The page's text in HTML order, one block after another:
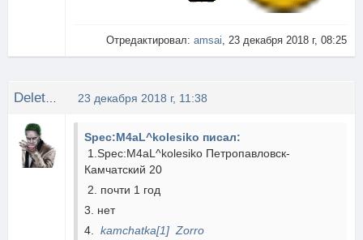
Отредактировал: amsai , 23 декабря 2018 г, 08:25
23 декабря 2018 г, 11:38
Spec:M4aL^kolesiko писал:
1.Spec:M4aL^kolesiko Петропавловск-
Камчатский 20
2. почти 1 год
3. нет
4.
kamchatka[1] Zorro